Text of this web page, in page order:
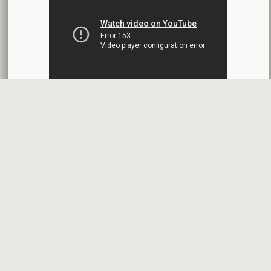
البيانات المالية النهائية عن العام 2025